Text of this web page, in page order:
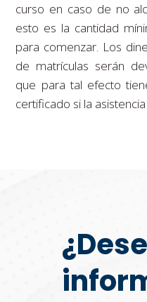
curso en caso de no
esto es la cantidad
para comenzar. Los
de matrículas serán
que para tal efecto
certificado si la